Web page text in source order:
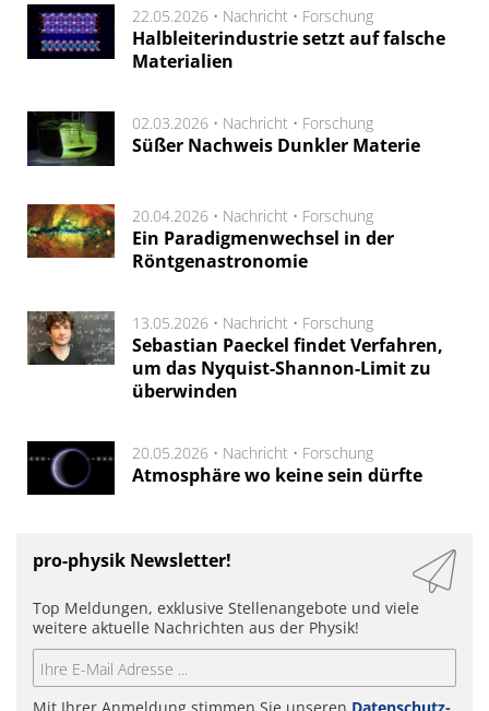
22.05.2026 • Nachricht • Forschung
Halbleiterindustrie setzt auf falsche
Materialien
02.03.2026 • Nachricht • Forschung
Süßer Nachweis Dunkler Materie
20.04.2026 • Nachricht • Forschung
Ein Paradigmenwechsel in der
Röntgenastronomie
13.05.2026 • Nachricht • Forschung
Sebastian Paeckel findet Verfahren,
um das Nyquist-Shannon-Limit zu
überwinden
20.05.2026 • Nachricht • Forschung
Atmosphäre wo keine sein dürfte
pro-physik Newsletter!
Top Meldungen, exklusive Stellenangebote und viele
weitere aktuelle Nachrichten aus der Physik!